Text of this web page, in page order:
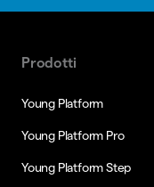
Prodotti
Young Platform
Young Platform Pro
Young Platform Step